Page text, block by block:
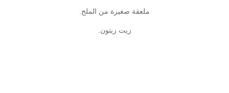
ملعقة صغيرة من الملح.
زيت زيتون.